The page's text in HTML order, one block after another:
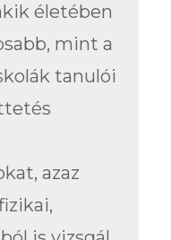
életében
mint a
tanulói
azaz